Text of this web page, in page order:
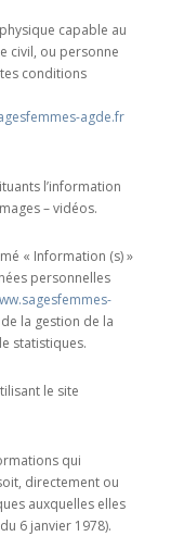
capable au
civil, ou personne
conditions
agde.fr
l’information
– vidéos.
« Information (s) »
personnelles
la gestion de la
statistiques.
le site
qui
directement ou
auxquelles elles
6 janvier 1978).